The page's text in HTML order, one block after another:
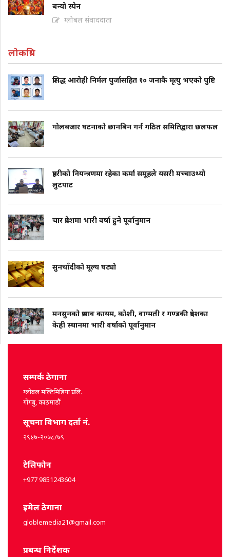
बन्यो स्पेन
ग्लोबल संवाददाता
लोकप्रिय
प्रसिद्ध आरोही निर्मल पुर्जासहित १० जनाकै मृत्यु भएको पुष्टि
गोलबजार घटनाको छानबिन गर्न गठित समितिद्वारा छलफल
प्रहरीको नियन्त्रणमा रहेका कर्मा समूहले यसरी मच्चाउथ्यो
लुटपाट
चार प्रदेशमा भारी वर्षा हुने पूर्वानुमान
सुनचाँदीको मूल्य घट्यो
मनसुनको प्रभाव कायम, कोशी, वाग्मती र गण्डकी प्रदेशका
केही स्थानमा भारी वर्षाको पूर्वानुमान
सम्पर्क ठेगाना
ग्लोबल मल्टिमिडिया प्रा.लि.
गोंगबु, काठमाडौं
सूचना विभाग दर्ता नं.
२९४७-२०७८/७९
टेलिफोन
+977 9851243604
इमेल ठेगाना
globlemedia21@gmail.com
प्रबन्ध निर्देशक